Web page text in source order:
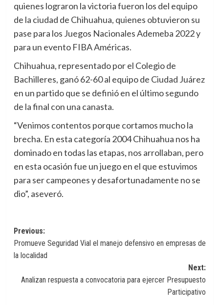
quienes lograron la victoria fueron los del equipo
de la ciudad de Chihuahua, quienes obtuvieron su
pase para los Juegos Nacionales Ademeba 2022 y
para un evento FIBA Américas.
Chihuahua, representado por el Colegio de
Bachilleres, ganó 62-60 al equipo de Ciudad Juárez
en un partido que se definió en el último segundo
de la final con una canasta.
“Venimos contentos porque cortamos mucho la
brecha. En esta categoría 2004 Chihuahua nos ha
dominado en todas las etapas, nos arrollaban, pero
en esta ocasión fue un juego en el que estuvimos
para ser campeones y desafortunadamente no se
dio”, aseveró.
Navegación
de
Previous:
Promueve Seguridad Vial el manejo defensivo en empresas de
la localidad
Next:
Analizan respuesta a convocatoria para ejercer Presupuesto
Participativo